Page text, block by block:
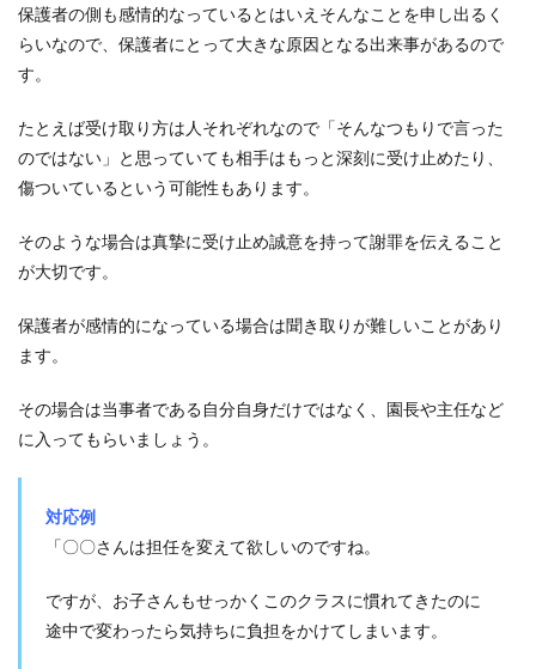
保護者の側も感情的なっているとはいえそんなことを申し出るく
らいなので、保護者にとって大きな原因となる出来事があるので
す。
たとえば受け取り方は人それぞれなので「そんなつもりで言った
のではない」と思っていても相手はもっと深刻に受け止めたり、
傷ついているという可能性もあります。
そのような場合は真摯に受け止め誠意を持って謝罪を伝えること
が大切です。
保護者が感情的になっている場合は聞き取りが難しいことがあり
ます。
その場合は当事者である自分自身だけではなく、園長や主任など
に入ってもらいましょう。
対応例
「〇〇さんは担任を変えて欲しいのですね。
ですが、お子さんもせっかくこのクラスに慣れてきたのに
途中で変わったら気持ちに負担をかけてしまいます。